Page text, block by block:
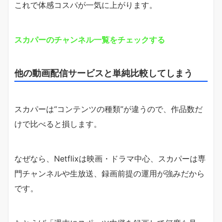
これで体感コスパが一気に上がります。
スカパーのチャンネル一覧をチェックする
他の動画配信サービスと単純比較してしまう
スカパーは“コンテンツの種類”が違うので、作品数だ
けで比べると損します。
なぜなら、Netflixは映画・ドラマ中心、スカパーは専
門チャンネルや生放送、録画前提の運用が強みだから
です。